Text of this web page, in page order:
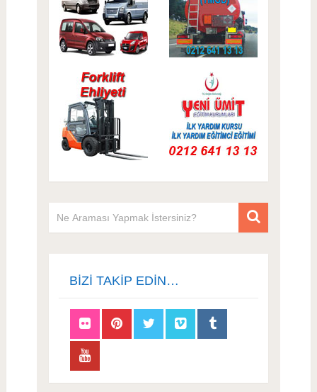
BIZI TAKIP EDIN…